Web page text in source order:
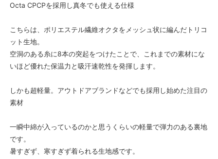
Octa CPCPを採用し真冬でも使える仕様
こちらは、ポリエステル繊維オクタをメッシュ状に編んだトリコ
ット生地。
空洞のある糸に8本の突起をつけたことで、これまでの素材にな
いほど優れた保温力と吸汗速乾性を発揮します。
しかも超軽量。アウトドアブランドなどでも採用し始めた注目の
素材
一瞬中綿が入っているのかと思うくらいの軽量で弾力のある裏地
です。
暑すぎず、寒すぎず着られる生地感です。